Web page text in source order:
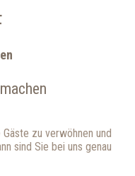
zu verwöhnen und
sind Sie bei uns genau